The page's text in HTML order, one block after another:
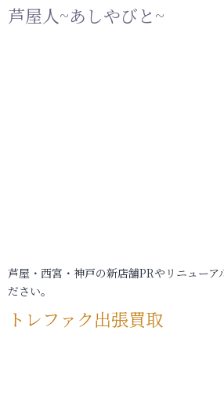
芦屋人~あしやびと~
芦屋・西宮・神戸の新店舗PRやリニュー
ださい。
トレファク出張買取